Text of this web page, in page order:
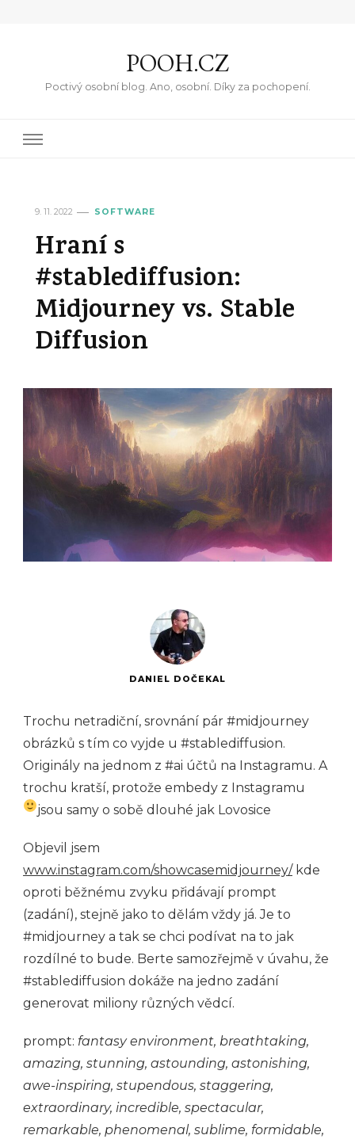
POOH.CZ
Poctivý osobní blog. Ano, osobní. Díky za pochopení.
9. 11. 2022 SOFTWARE
Hraní s
#stablediffusion:
Midjourney vs. Stable
Diffusion
DANIEL DOČEKAL
Trochu netradiční, srovnání pár #midjourney
obrázků s tím co vyjde u #stablediffusion.
Originály na jednom z #ai účtů na Instagramu. A
trochu kratší, protože embedy z Instagramu
jsou samy o sobě dlouhé jak Lovosice
Objevil jsem
www.instagram.com/showcasemidjourney/ kde
oproti běžnému zvyku přidávají prompt
(zadání), stejně jako to dělám vždy já. Je to
#midjourney a tak se chci podívat na to jak
rozdílné to bude. Berte samozřejmě v úvahu, že
#stablediffusion dokáže na jedno zadání
generovat miliony různých vědcí.
prompt: fantasy environment, breathtaking,
amazing, stunning, astounding, astonishing,
awe-inspiring, stupendous, staggering,
extraordinary, incredible, spectacular,
remarkable, phenomenal, sublime, formidable,